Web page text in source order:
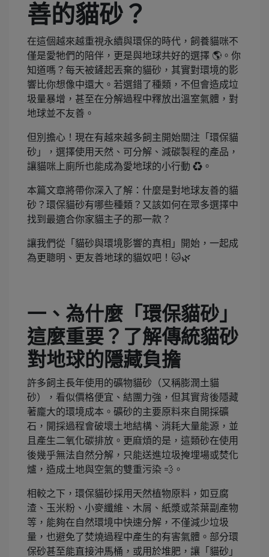
善的貓砂？
在這個越來越重視永續與環保的時代，飼養貓咪不
僅是愛牠們的陪伴，更是與地球共好的選擇 🌎。你
知道嗎？每天被鏟起丟棄的貓砂，其實對環境的影
響比你想像中還大。若選錯了種類，不但會造成垃
圾量暴增，甚至在分解過程中釋放出溫室氣體，對
地球並不友善。
但別擔心！現在有越來越多飼主開始關注「環保貓
砂」，選擇使用天然、可分解、減碳製程的產品，
讓貓咪上廁所也能成為愛地球的小行動 ♻️。
本篇文章將帶你深入了解：什麼是對地球友善的貓
砂？環保貓砂有哪些種類？又該如何在眾多選擇中
找到最適合你家貓主子的那一款？
讓我們從「貓砂與環境影響的真相」開始，一起成
為更聰明、更友善地球的貓奴吧！🐱🌿
一、為什麼「環保貓砂」
這麼重要？了解傳統貓砂
對地球的隱藏負擔
許多飼主長年使用的礦物貓砂（又稱膨潤土貓
砂），看似價格便宜、結團力強，但其實背後隱藏
著龐大的環境成本。礦砂的主要原料來自開採礦
石，開採過程會破壞土地結構、消耗大量能源，並
且產生二氧化碳排放。更麻煩的是，這類砂在使用
後幾乎無法自然分解，只能送進垃圾掩埋場或焚化
爐，造成土地與空氣的雙重污染 💨。
相較之下，環保貓砂採用天然植物原料，如豆腐
渣、玉米粉、小麥纖維、木屑、紙漿或茶葉副產物
等，能夠在自然環境中快速分解，不僅減少垃圾
量，也避免了焚燒過程中產生的有害氣體。部分環
保砂甚至能直接沖馬桶，或用於堆肥，讓「貓砂」